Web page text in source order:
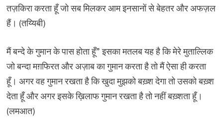
तज़किरा करता हूँ जो सब मिलकर आम इनसानों से बेहतर और अफज़ल
हैं। (तय्यिबी)
मैं बन्दे के गुमान के पास होता हूँ” इसका मतलब यह है कि मेरे मुताल्लिक
जो बन्दा मग़फिरत और अज़ाब का गुमान करता है तो मैं ऐसा ही करता
हूँ। अगर वह गुमान रखता है कि खुदा मुझको बख़्श देगा तो उसको बख़्श
देता हूँ और अगर इसके ख़िलाफ गुमान रखता है तो नहीं बख़्शता हूँ।
(लमआत)